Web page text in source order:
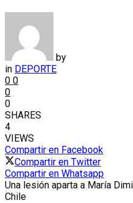
by
in DEPORTE
0 0
0
0
SHARES
4
VIEWS
Compartir en Facebook
Compartir en Twitter
Compartir en Whatsapp
Una lesión aparta a María
Chile